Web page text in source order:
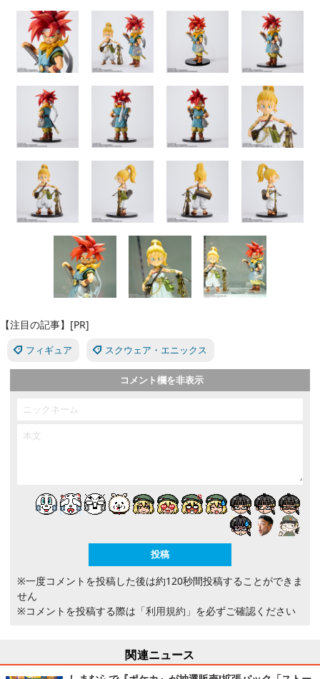
【注目の記事】[PR]
フィギュア スクウェア・エニックス
コメント欄を非表示
※一度コメントを投稿した後は約120秒間投稿することができま
せん
※コメントを投稿する際は 「利用規約」 を必ずご確認ください
関連ニュース